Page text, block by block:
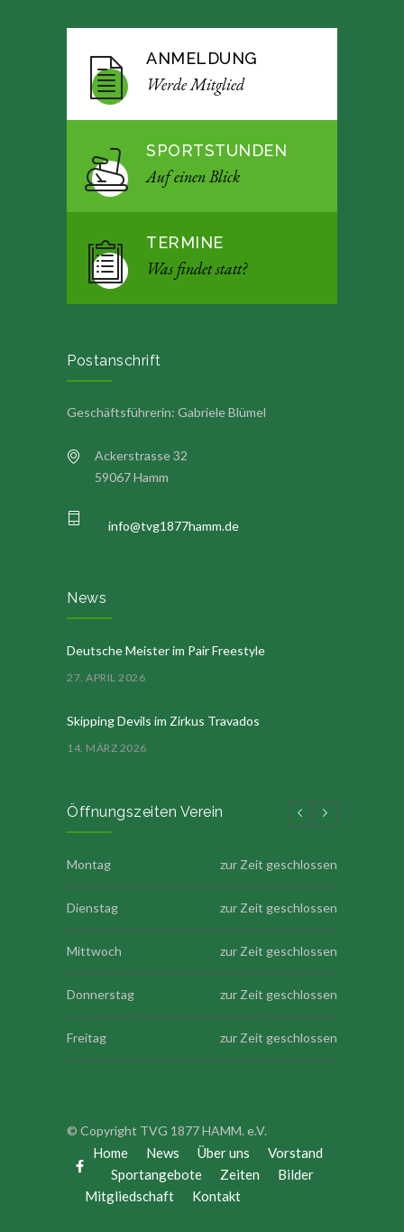
ANMELDUNG
Werde Mitglied
SPORTSTUNDEN
Auf einen Blick
TERMINE
Was findet statt?
Postanschrift
Geschäftsführerin: Gabriele Blümel
Ackerstrasse 32
59067 Hamm
info@tvg1877hamm.de
News
Deutsche Meister im Pair Freestyle
27. APRIL 2026
Skipping Devils im Zirkus Travados
14. MÄRZ 2026
Öffnungszeiten Verein
Montag zur Zeit geschlossen
Dienstag zur Zeit geschlossen
Mittwoch zur Zeit geschlossen
Donnerstag zur Zeit geschlossen
Freitag zur Zeit geschlossen
Sonntag zur Zeit geschlossen
© Copyright TVG 1877 HAMM. e.V.
Home News Über uns
Vorstand
Sportangebote
Zeiten
Bilder
Mitgliedschaft
Kontakt